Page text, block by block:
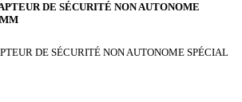
DE SÉCURITÉ NON AUTONOME
DE SÉCURITÉ NON AUTONOME SPÉCIAL